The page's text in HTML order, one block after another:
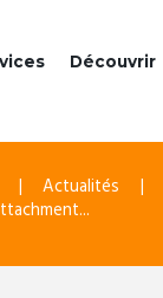
Découvrir
Actualités